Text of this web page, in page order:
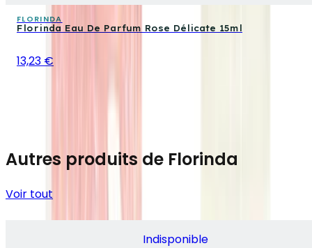
FLORINDA
Florinda Eau De Parfum Rose Délicate 15ml
13,23 €
Autres produits de Florinda
Voir tout
Indisponible